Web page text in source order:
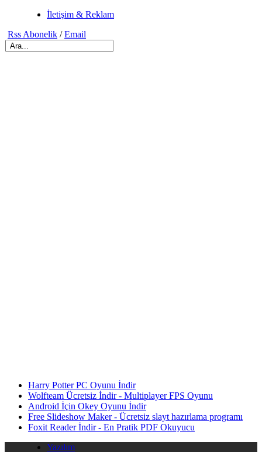
İletişim & Reklam
Rss Abonelik /Email
Harry Potter PC Oyunu İndir
Wolfteam Ücretsiz İndir - Multiplayer FPS Oyunu
Android İçin Okey Oyunu İndir
Free Slideshow Maker - Ücretsiz slayt hazırlama programı
Foxit Reader İndir - En Pratik PDF Okuyucu
Yazılım